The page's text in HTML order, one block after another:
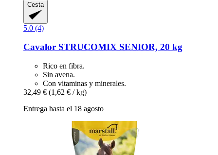
Cesta
5.0 (4)
Cavalor STRUCOMIX SENIOR, 20 kg
Rico en fibra.
Sin avena.
Con vitaminas y minerales.
32,49 € (1,62 € / kg)
Entrega hasta el 18 agosto